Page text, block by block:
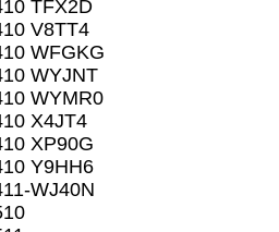
TFX2D
V8TT4
WFGKG
WYJNT
WYMR0
X4JT4
XP90G
Y9HH6
WJ40N